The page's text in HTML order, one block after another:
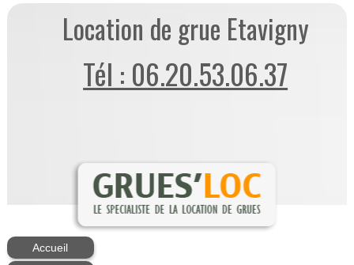
Location de grue Etavigny
Tél : 06.20.53.06.37
Accueil